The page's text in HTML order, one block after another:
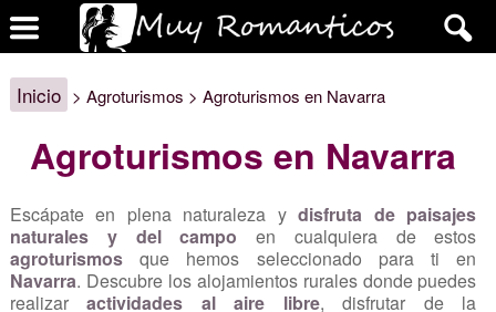
Inicio > Agroturismos > Agroturismos en Navarra
Agroturismos en Navarra
Escápate en plena naturaleza ydisfruta de paisajes
naturales y del campo en cualquiera de estos
agroturismosque hemos seleccionado para ti en
Navarra. Descubre los alojamientos rurales donde puedes
realizaractividades al aire libre, disfrutar de la